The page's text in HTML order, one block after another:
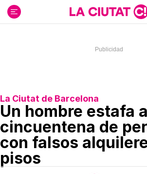
contenido
La Ciutat de Barcelona
Un hombre estafa
cincuentena de
con falsos
pisos